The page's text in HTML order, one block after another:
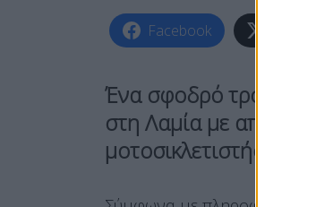
Facebook
Ένα σφοδρό τροχαίο
στη Λαμία με
μοτοσικλετιστής.